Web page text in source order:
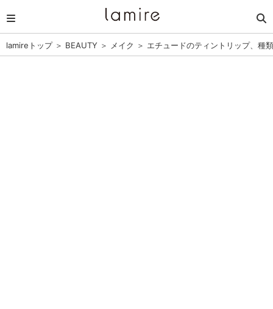
lamireトップ＞ BEAUTY ＞ メイク ＞ エチュードのティントリップ、種